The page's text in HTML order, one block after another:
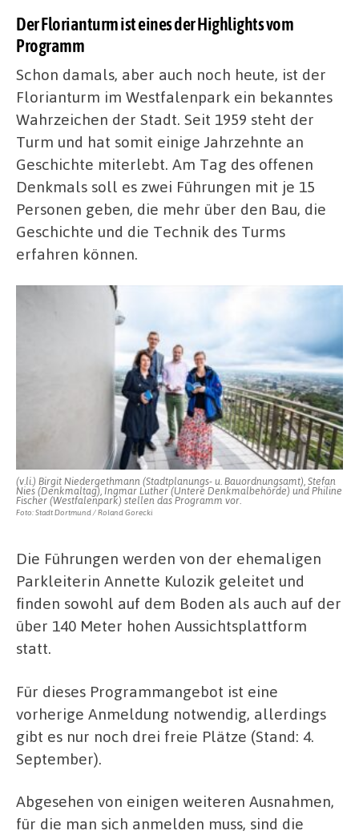
Der Florianturm ist eines der Highlights vom
Programm
Schon damals, aber auch noch heute, ist der
Florianturm im Westfalenpark ein bekanntes
Wahrzeichen der Stadt. Seit 1959 steht der
Turm und hat somit einige Jahrzehnte an
Geschichte miterlebt. Am Tag des offenen
Denkmals soll es zwei Führungen mit je 15
Personen geben, die mehr über den Bau, die
Geschichte und die Technik des Turms
erfahren können.
(v.li.) Birgit Niedergethmann (Stadtplanungs- u. Bauordnungsamt), Stefan
Nies (Denkmaltag), Ingmar Luther (Untere Denkmalbehörde) und Philine
Fischer (Westfalenpark) stellen das Programm vor.
Foto: Stadt Dortmund / Roland Gorecki
Die Führungen werden von der ehemaligen
Parkleiterin Annette Kulozik geleitet und
finden sowohl auf dem Boden als auch auf der
über 140 Meter hohen Aussichtsplattform
statt.
Für dieses Programmangebot ist eine
vorherige Anmeldung notwendig, allerdings
gibt es nur noch drei freie Plätze (Stand: 4.
September).
Abgesehen von einigen weiteren Ausnahmen,
für die man sich anmelden muss, sind die